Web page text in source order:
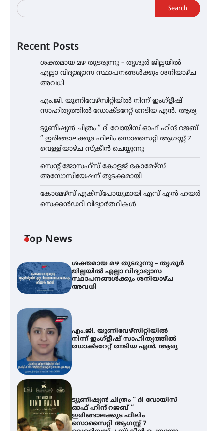
Search
Recent Posts
ശക്തമായ മഴ തുടരുന്നു – തൃശൂർ ജില്ലയിൽ
എല്ലാ വിദ്യാഭ്യാസ സ്ഥാപനങ്ങൾക്കും ശനിയാഴ്ച
അവധി
എം.ജി. യൂണിവേഴ്‌സിറ്റിയിൽ നിന്ന് ഇംഗ്ളീഷ്
സാഹിത്യത്തിൽ ഡോക്ടറേറ്റ് നേടിയ എൻ. ആര്യ
ട്യുണീഷ്യൻ ചിത്രം ” ദി വോയിസ് ഓഫ് ഹിന്ദ് റജബ്
” ഇരിങ്ങാലക്കുട ഫിലിം സൊസൈറ്റി ആഗസ്റ്റ് 7
വെള്ളിയാഴ്ച സ്‌ക്രീൻ ചെയ്യുന്നു
സെന്റ് ജോസഫ്സ് കോളജ് കോമേഴ്‌സ്
അസോസിയേഷന് തുടക്കമായി
കോമേഴ്സ് എക്സ്പോയുമായി എസ് എൻ ഹയർ
സെക്കൻഡറി വിദ്യാർത്ഥികൾ
Top News
ശക്തമായ മഴ തുടരുന്നു – തൃശൂർ
ജില്ലയിൽ എല്ലാ വിദ്യാഭ്യാസ
സ്ഥാപനങ്ങൾക്കും ശനിയാഴ്ച
അവധി
എം.ജി. യൂണിവേഴ്‌സിറ്റിയിൽ
നിന്ന് ഇംഗ്ളീഷ് സാഹിത്യത്തിൽ
ഡോക്ടറേറ്റ് നേടിയ എൻ. ആര്യ
ട്യുണീഷ്യൻ ചിത്രം ” ദി വോയിസ്
ഓഫ് ഹിന്ദ് റജബ് ”
ഇരിങ്ങാലക്കുട ഫിലിം
സൊസൈറ്റി ആഗസ്റ്റ് 7